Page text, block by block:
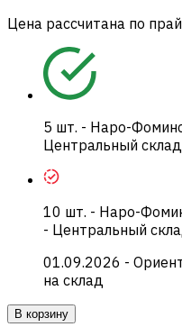
Цена рассчитана по
5 шт. - Наро-
Центральный склад
10 шт. - Наро-
- Центральный
01.09.2026 -
на склад
В корзину